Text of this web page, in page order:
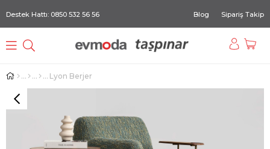
Destek Hattı: 0850 532 56 56 Blog Sipariş Takip
Lyon Berjer